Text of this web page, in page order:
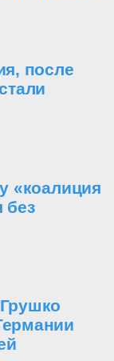
после
«коалиция
без